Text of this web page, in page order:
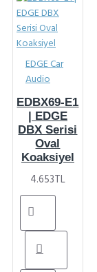
EDGE Car
Audio
EDBX69-E1
| EDGE
DBX Serisi
Oval
Koaksiyel
4.653TL